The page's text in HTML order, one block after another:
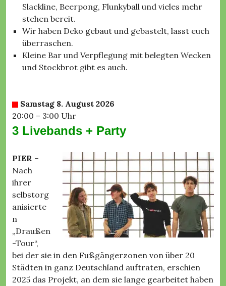
Slackline, Beerpong, Flunkyball und vieles mehr
stehen bereit.
Wir haben Deko gebaut und gebastelt, lasst euch
überraschen.
Kleine Bar und Verpflegung mit belegten Wecken
und Stockbrot gibt es auch.
Samstag 8. August 2026
20:00 – 3:00 Uhr
3 Livebands + Party
PIER –
Nach
ihrer
selbstorg
anisierte
n
„Draußen
-Tour“,
bei der sie in den Fußgängerzonen von über 20
Städten in ganz Deutschland auftraten, erschien
2025 das Projekt, an dem sie lange gearbeitet haben